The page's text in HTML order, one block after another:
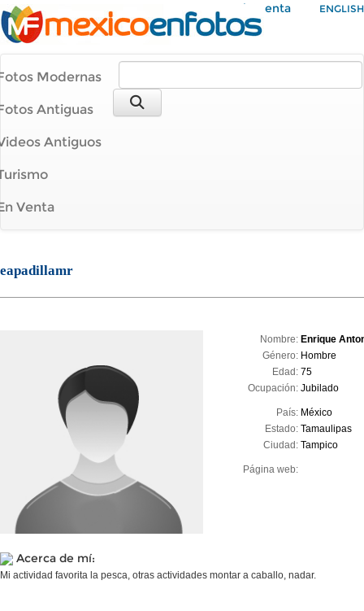
Mi Cuenta ENGLISH
Modernas
Antiguas
Antiguos
Venta
eapadillamr
Nombre: Enrique
Género: Hombre
Edad: 75
Ocupación: Jubilado
País: México
Estado: Tamaulipas
Ciudad: Tampico
Página web:
Acerca de mí:
Mi actividad favorita la pesca, otras actividades montar a caballo, nadar.